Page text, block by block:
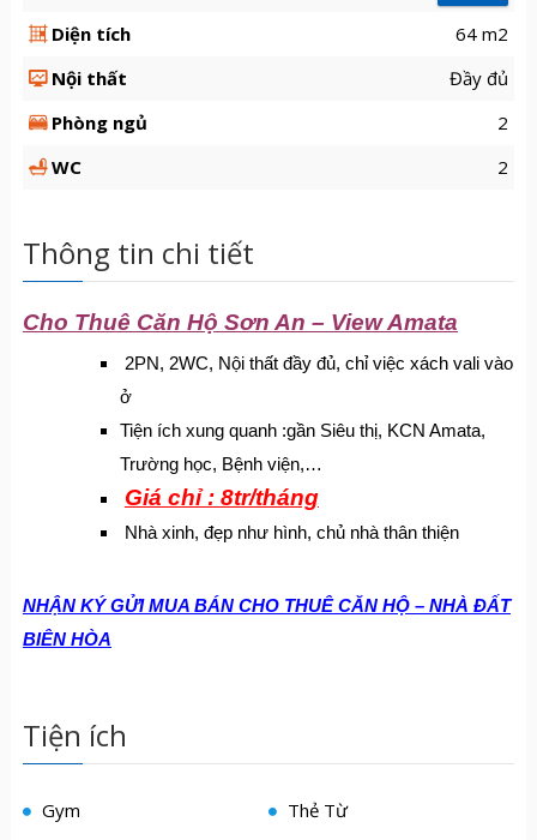
Diện tích
64 m2
Nội thất
Đầy đủ
Phòng ngủ
2
WC
2
Thông tin chi tiết
Cho Thuê Căn Hộ Sơn An – View Amata
2PN, 2WC, Nội thất đầy đủ, chỉ việc xách vali vào
ở
Tiện ích xung quanh :gần Siêu thị, KCN Amata,
Trường học, Bệnh viện,…
Giá chỉ : 8tr/tháng
Nhà xinh, đẹp như hình, chủ nhà thân thiện
NHẬN KÝ GỬI MUA BÁN CHO THUÊ CĂN HỘ – NHÀ ĐẤT
BIÊN HÒA
Tiện ích
Gym
Thẻ Từ